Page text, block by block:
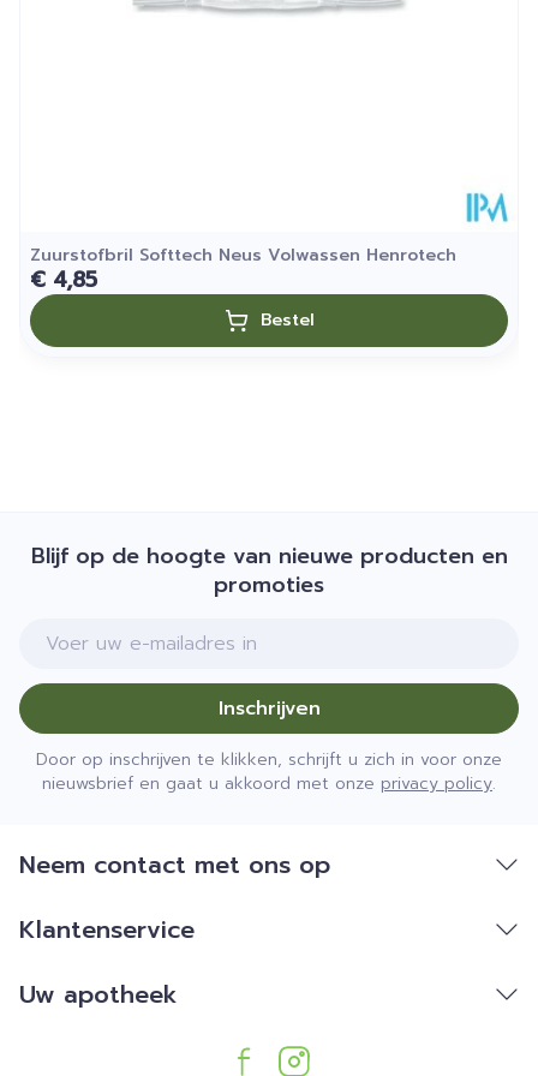
Zuurstofbril Softtech Neus Volwassen Henrotech
€ 4,85
Bestel
Blijf op de hoogte van nieuwe producten en
promoties
E-mail adres
Inschrijven
Door op inschrijven te klikken, schrijft u zich in voor onze
nieuwsbrief en gaat u akkoord met onze privacy policy.
Neem contact met ons op
Klantenservice
Uw apotheek